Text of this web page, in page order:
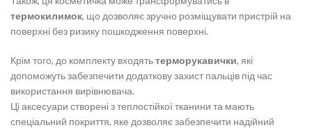
термокилимок, що дозволяє зручно розміщувати пристрій на
поверхні без ризику пошкодження поверхні.
Крім того, до комплекту входятьтерморукавички, які
допоможуть забезпечити додаткову захист пальців під час
використання вирівнювача.
Ці аксесуари створені з теплостійкої тканини та мають
спеціальний покриття, яке дозволяє забезпечити надійний